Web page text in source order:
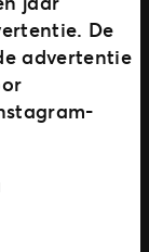
De
advertentie